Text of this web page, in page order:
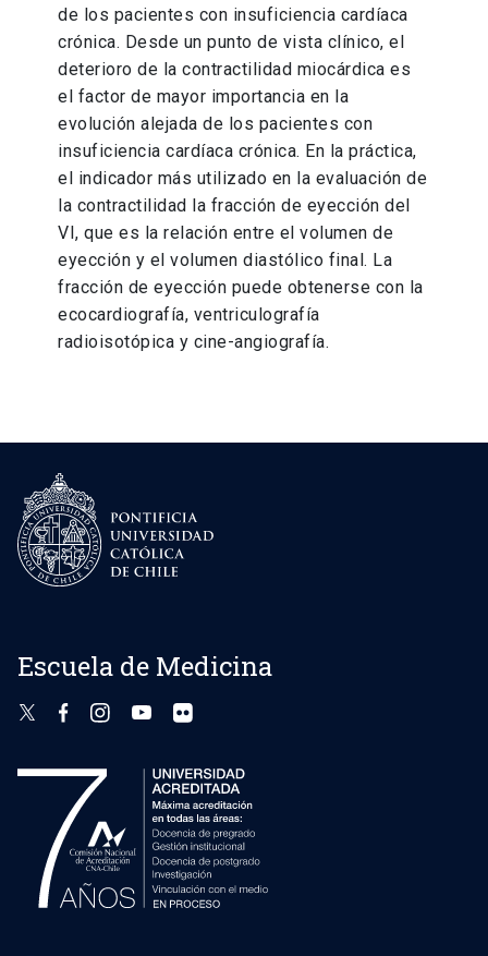
de los pacientes con insuficiencia cardíaca
crónica. Desde un punto de vista clínico, el
deterioro de la contractilidad miocárdica es
el factor de mayor importancia en la
evolución alejada de los pacientes con
insuficiencia cardíaca crónica. En la práctica,
el indicador más utilizado en la evaluación de
la contractilidad la fracción de eyección del
VI, que es la relación entre el volumen de
eyección y el volumen diastólico final. La
fracción de eyección puede obtenerse con la
ecocardiografía, ventriculografía
radioisotópica y cine-angiografía.
Escuela de Medicina